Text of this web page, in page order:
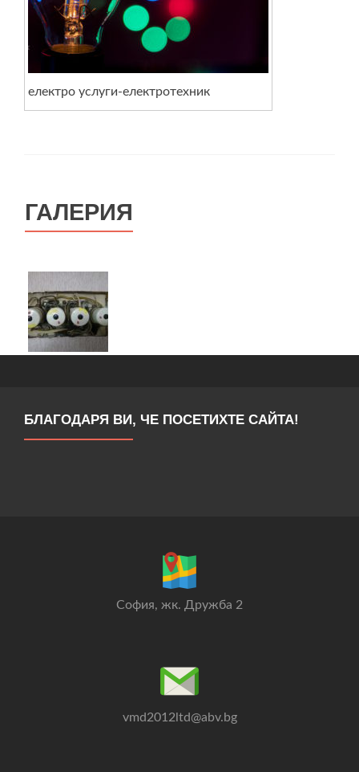
електро услуги-електротехник
ГАЛЕРИЯ
БЛАГОДАРЯ ВИ, ЧЕ ПОСЕТИХТЕ САЙТА!
София, жк. Дружба 2
vmd2012ltd@abv.bg